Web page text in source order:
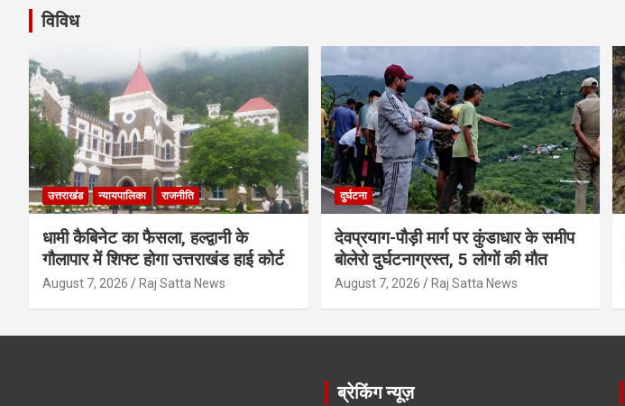
विविध
उत्तराखंड न्यायपालिका राजनीति
धामी कैबिनेट का फैसला, हल्द्वानी के
गौलापार में शिफ्ट होगा उत्तराखंड हाई कोर्ट
August 7, 2026 Raj Satta News
दुर्घटना
देवप्रयाग-पौड़ी मार्ग पर कुंडाधार के समीप
बोलेरो दुर्घटनाग्रस्त, 5 लोगों की मौत
August 7, 2026 Raj Satta News
ब्रेकिंग न्यूज़